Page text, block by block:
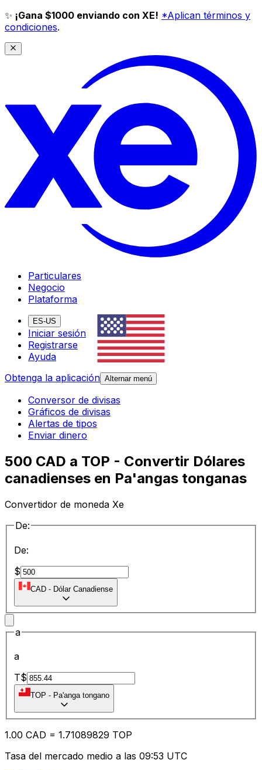
✨ ¡Gana $1000 enviando con XE! *Aplican términos y
condiciones.
Particulares
Negocio
Plataforma
ES-US
Iniciar sesión
Registrarse
Ayuda
Obtenga la aplicación Alternar menú
Conversor de divisas
Gráficos de divisas
Alertas de tipos
Enviar dinero
500 CAD a TOP - Convertir Dólares
canadienses en Pa'angas tonganas
Convertidor de moneda Xe
De:
De:
$
CAD - Dólar Canadiense
a
a
T$
TOP - Pa'anga tongano
1.00 CAD = 1.71089829 TOP
Tasa del mercado medio a las 09:53 UTC